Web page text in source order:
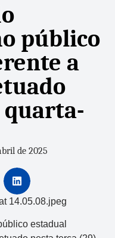
público
a
quarta-
de 2025
estadual